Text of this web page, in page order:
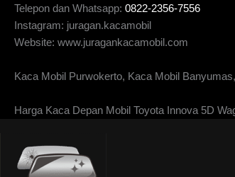
Telepon dan Whatsapp: 0822-2356-7556
Instagram: juragan.kacamobil
Website: www.juragankacamobil.com
Kaca Mobil Purwokerto, Kaca Mobil
Harga Kaca Depan Mobil Toyota Innova 5D